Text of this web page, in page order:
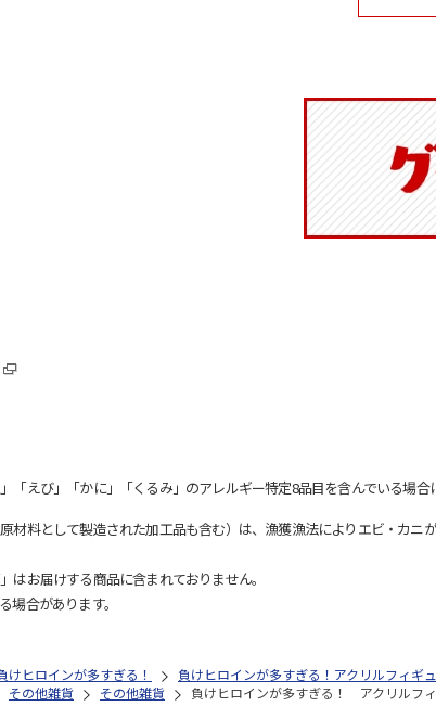
「えび」「かに」「くるみ」のアレルギー特定8品目を含んでいる場合
料として製造された加工品も含む）は、漁獲漁法によりエビ・カニ
お届けする商品に含まれておりません。
合があります。
けヒロインが多すぎる！ 負けヒロインが多すぎる！アクリルフィギ
その他雑貨 その他雑貨 負けヒロインが多すぎる！ アクリルフ